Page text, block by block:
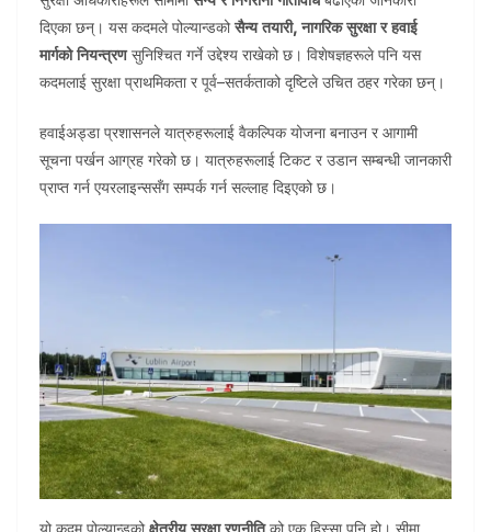
दिएका छन्। यस कदमले पोल्यान्डकोसैन्य तयारी, नागरिक सुरक्षा र हवाई
मार्गको नियन्त्रणसुनिश्चित गर्ने उद्देश्य राखेको छ। विशेषज्ञहरूले पनि यस
कदमलाई सुरक्षा प्राथमिकता र पूर्व–सतर्कताको दृष्टिले उचित ठहर गरेका छन्।
हवाईअड्डा प्रशासनले यात्रुहरूलाई वैकल्पिक योजना बनाउन र आगामी
सूचना पर्खन आग्रह गरेको छ। यात्रुहरूलाई टिकट र उडान सम्बन्धी जानकारी
प्राप्त गर्न एयरलाइन्ससँग सम्पर्क गर्न सल्लाह दिइएको छ।
यो कदम पोल्यान्डकोक्षेत्रीय सुरक्षा रणनीतिको एक हिस्सा पनि हो। सीमा